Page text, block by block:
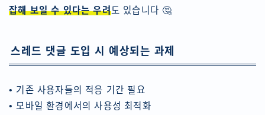
잡해 보일 수 있다는 우려도 있습니다 🤔
스레드 댓글 도입 시 예상되는 과제
• 기존 사용자들의 적응 기간 필요
• 모바일 환경에서의 사용성 최적화